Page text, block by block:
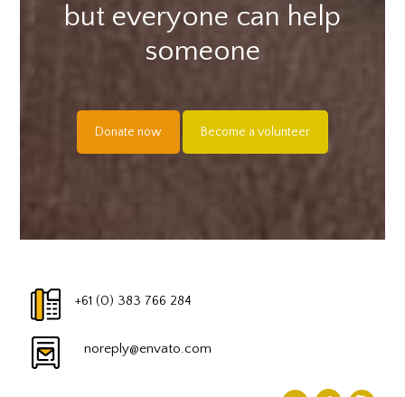
but everyone can help
someone
Donate now Become a volunteer
+61 (0) 383 766 284
noreply@envato.com